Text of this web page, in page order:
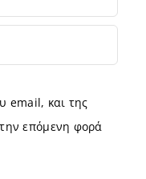
email, και της
επόμενη φορά